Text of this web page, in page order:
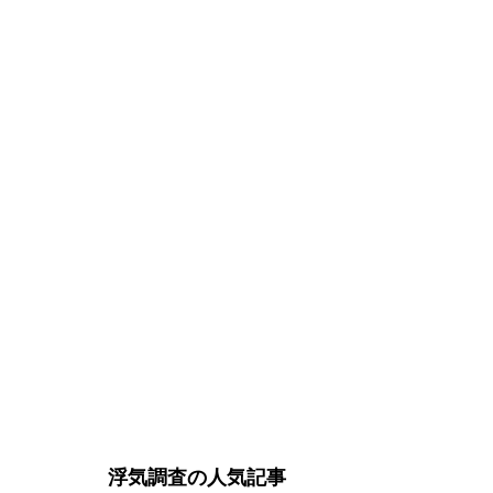
浮気調査の人気記事